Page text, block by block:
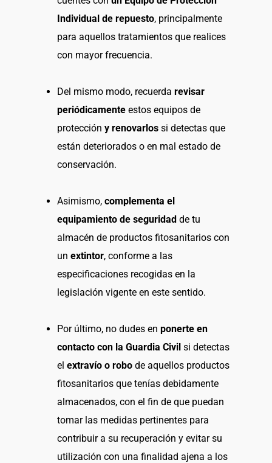
Individual de repuesto, principalmente
para aquellos tratamientos que realices
con mayor frecuencia.
Del mismo modo, recuerda revisar
periódicamente estos equipos de
protección y renovarlos si detectas que
están deteriorados o en mal estado de
conservación.
Asimismo, complementa el
equipamiento de seguridad de tu
almacén de productos fitosanitarios con
un extintor, conforme a las
especificaciones recogidas en la
legislación vigente en este sentido.
Por último, no dudes en ponerte en
contacto con la Guardia Civil si detectas
el extravío o robo de aquellos productos
fitosanitarios que tenías debidamente
almacenados, con el fin de que puedan
tomar las medidas pertinentes para
contribuir a su recuperación y evitar su
utilización con una finalidad ajena a los